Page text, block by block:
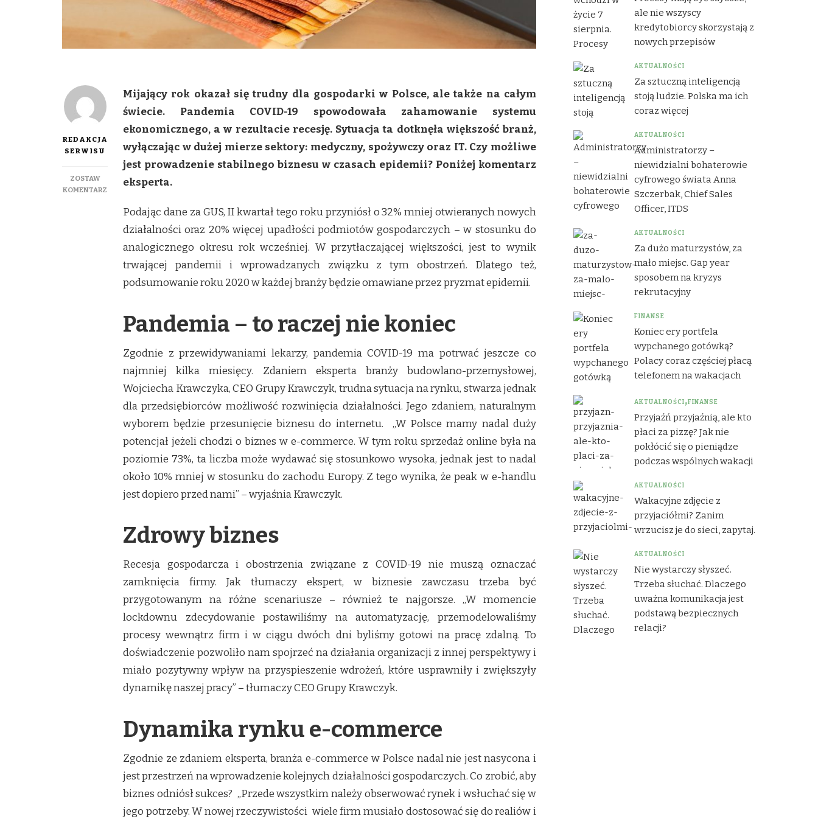
REDAKCJA
SERWISU
ZOSTAW
KOMENTARZ
CZASACH
PANDEMII
Mijający rok okazał się trudny dla gospodarki w Polsce, ale także na całym
świecie. Pandemia COVID-19 spowodowała zahamowanie systemu
ekonomicznego, a w rezultacie recesję. Sytuacja ta dotknęła większość branż,
wyłączając w dużej mierze sektory: medyczny, spożywczy oraz IT. Czy możliwe
jest prowadzenie stabilnego biznesu w czasach epidemii? Poniżej komentarz
eksperta.
Podając dane za GUS, II kwartał tego roku przyniósł o 32% mniej otwieranych nowych
działalności oraz 20% więcej upadłości podmiotów gospodarczych – w stosunku do
analogicznego okresu rok wcześniej. W przytłaczającej większości, jest to wynik
trwającej pandemii i wprowadzanych związku z tym obostrzeń. Dlatego też,
podsumowanie roku 2020 w każdej branży będzie omawiane przez pryzmat epidemii.
Pandemia – to raczej nie koniec
Zgodnie z przewidywaniami lekarzy, pandemia COVID-19 ma potrwać jeszcze co
najmniej kilka miesięcy. Zdaniem eksperta branży budowlano-przemysłowej,
Wojciecha Krawczyka, CEO Grupy Krawczyk, trudna sytuacja na rynku, stwarza jednak
dla przedsiębiorców możliwość rozwinięcia działalności. Jego zdaniem, naturalnym
wyborem będzie przesunięcie biznesu do internetu. „W Polsce mamy nadal duży
potencjał jeżeli chodzi o biznes w e-commerce. W tym roku sprzedaż online była na
poziomie 73%, ta liczba może wydawać się stosunkowo wysoka, jednak jest to nadal
około 10% mniej w stosunku do zachodu Europy. Z tego wynika, że peak w e-handlu
jest dopiero przed nami” – wyjaśnia Krawczyk.
Zdrowy biznes
Recesja gospodarcza i obostrzenia związane z COVID-19 nie muszą oznaczać
zamknięcia firmy. Jak tłumaczy ekspert, w biznesie zawczasu trzeba być
przygotowanym na różne scenariusze – również te najgorsze. „W momencie
lockdownu zdecydowanie postawiliśmy na automatyzację, przemodelowaliśmy
procesy wewnątrz firm i w ciągu dwóch dni byliśmy gotowi na pracę zdalną. To
doświadczenie pozwoliło nam spojrzeć na działania organizacji z innej perspektywy i
miało pozytywny wpływ na przyspieszenie wdrożeń, które usprawniły i zwiększyły
dynamikę naszej pracy” – tłumaczy CEO Grupy Krawczyk.
Dynamika rynku e-commerce
Zgodnie ze zdaniem eksperta, branża e-commerce w Polsce nadal nie jest nasycona i
jest przestrzeń na wprowadzenie kolejnych działalności gospodarczych. Co zrobić, aby
biznes odniósł sukces? „Przede wszystkim należy obserwować rynek i wsłuchać się w
jego potrzeby. W nowej rzeczywistości wiele firm musiało dostosować się do realiów i
ale nie wszyscy
kredytobiorcy skorzystają z
nowych przepisów
AKTUALNOŚCI
Za sztuczną inteligencją
stoją ludzie. Polska ma ich
coraz więcej
AKTUALNOŚCI
Administratorzy –
niewidzialni bohaterowie
cyfrowego świata Anna
Szczerbak, Chief Sales
Officer, ITDS
AKTUALNOŚCI
Za dużo maturzystów, za
mało miejsc. Gap year
sposobem na kryzys
rekrutacyjny
FINANSE
Koniec ery portfela
wypchanego gotówką?
Polacy coraz częściej płacą
telefonem na wakacjach
AKTUALNOŚCI FINANSE
Przyjaźń przyjaźnią, ale kto
płaci za pizzę? Jak nie
pokłócić się o pieniądze
podczas wspólnych wakacji
AKTUALNOŚCI
Wakacyjne zdjęcie z
przyjaciółmi? Zanim
wrzucisz je do sieci, zapytaj.
AKTUALNOŚCI
Nie wystarczy słyszeć.
Trzeba słuchać. Dlaczego
uważna komunikacja jest
podstawą bezpiecznych
relacji?